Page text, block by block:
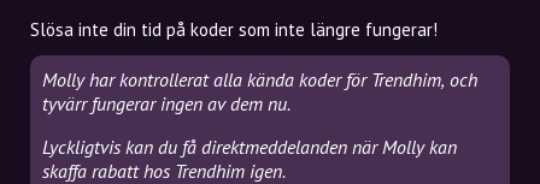
Slösa inte din tid på koder som inte längre fungerar!
Molly har kontrollerat alla kända koder för Trendhim, och
tyvärr fungerar ingen av dem nu.
Lyckligtvis kan du få direktmeddelanden när Molly kan
skaffa rabatt hos Trendhim igen.